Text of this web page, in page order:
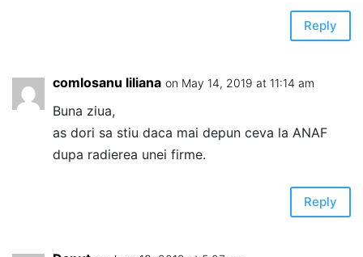
Reply
comlosanu liliana on May 14, 2019 at 11:14 am
Buna ziua,
as dori sa stiu daca mai depun ceva la ANAF
dupa radierea unei firme.
Reply